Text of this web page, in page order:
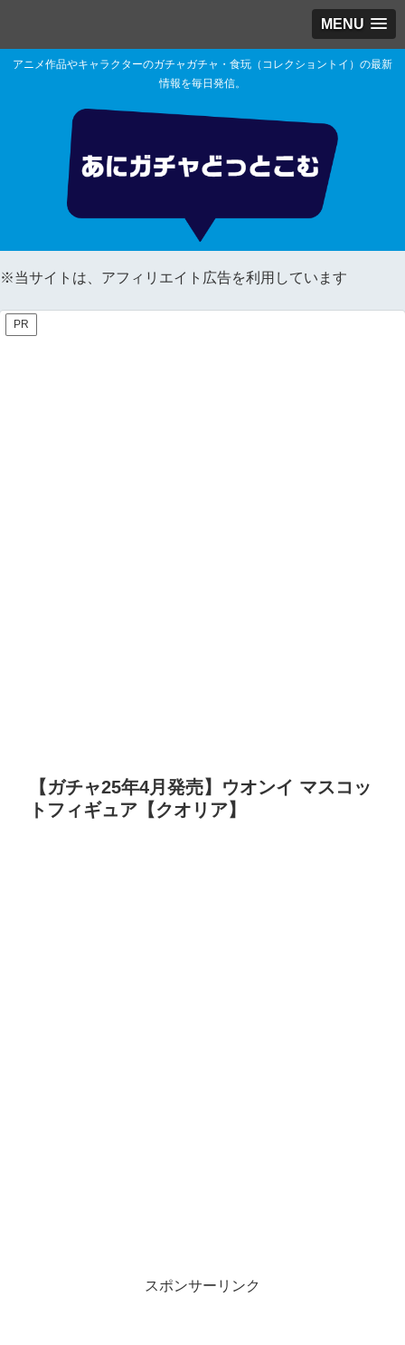
MENU
アニメ作品やキャラクターのガチャガチャ・食玩（コレクショントイ）の最新
情報を毎日発信。
※当サイトは、アフィリエイト広告を利用しています
PR
【ガチャ25年4月発売】ウオンイ マスコッ
トフィギュア【クオリア】
スポンサーリンク